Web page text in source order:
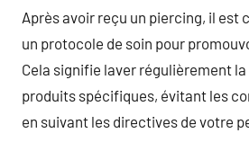
Après avoir reçu un piercing, il est
un protocole de soin pour
Cela signifie laver régulièrement
produits spécifiques, évitant les
en suivant les directives de votre